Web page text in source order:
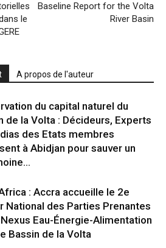
le
Baseline Report for the Volta
River Basin
A propos de l'auteur
du capital naturel du
de la Volta : Décideurs, Experts
des Etats membres
à Abidjan pour sauver un
: Accra accueille le 2e
National des Parties Prenantes
Eau-Énergie-Alimentation
Bassin de la Volta